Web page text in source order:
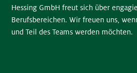
Hessing GmbH freut sich über
Berufsbereichen. Wir freuen uns,
und Teil des Teams werden möchten.